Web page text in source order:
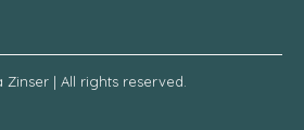
Zinser | All rights reserved.